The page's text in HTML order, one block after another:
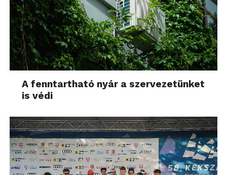
A fenntartható nyár a szervezetünket
is védi